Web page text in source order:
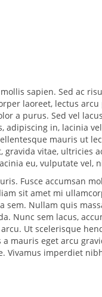
sapien. Sed ac
laoreet, lectus
a purus. Sed vel
adipiscing in, lacinia
mauris ut
gravida vitae, ultricies
eu, vulputate vel,
Fusce accumsan
sit amet mi
sem. Nullam quis
Nunc sem lacus,
arcu. Ut scelerisque
a mauris eget arcu
Vivamus imperdiet